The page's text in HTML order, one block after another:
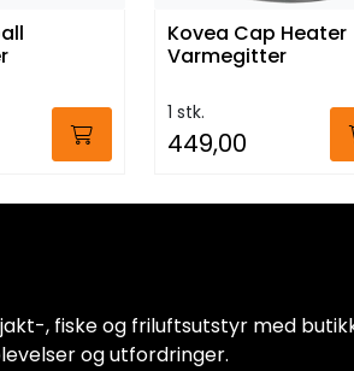
Kovea Cap Heater
Varmegitter
1 stk.
449,00
, fiske og friluftsutstyr med
og utfordringer.